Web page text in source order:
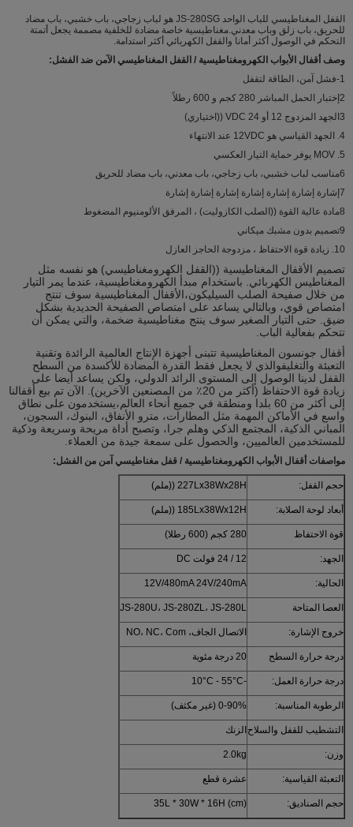
القفل المغناطيسي للباب الواحد JS-280SG هو لباب زجاجي، باب خشبي، باب مضاد
للحريق، باب زلق وباب معدني.مغناطيسية خاصة مضادة للخلفية مصممة يجعل أتمتة
التحكم في الوصول أكثر أمانا والقفل الكهربائي أكثر استدامة.
وصف أقفال الأبواب الكهرومغناطيسية / القفل المغناطيسي الآمن ضد الفشل:
1-فشل آمن، الطاقة لتقفل
2إختبار الحمل المباشر 280 كجم و 600 رطلاً
3الجهد المزدوج 12 أو 24 VDC ((اختياري)
4. الجهد القياسي هو 12VDC عند الانتهاء
5. MOV يوفر حماية التيار العكسي
6مناسب لباب خشبي، باب زجاجي، باب معدني، باب مضاد للحريق
7إشارة إشارة إشارة إشارة إشارة إشارة إشارة
8مادة عالية القوة ((الصلب الكازوليت) ، المرفق الألومنيوم المضغوط
9تصميم بدون مشبك ميكاني
10. زيادة قوة الاحتفاظ ، مزدوجة الحاجز العازل
تصميم الأقفال المغناطيسية ((القفل الكهرومغناطيسي) هو نفسه مثل
المغناطيس الكهربائي. باستخدام مبدأ الكهرومغناطيسية، عندما يمر التيار
من خلال صفيحة الصلب السيليكون،الأقفال المغناطيسية سوف تنتج
امتصاص قوي، وبالتالي يساعد على امتصاص الصفيحة الحديدية بشكل
ضيق. حتى التيار الصغير سوف ينتج مغناطيسية ضخمة، والتي يمكن أن
تتحكم بفعالية الباب.
أقفال جونسون المغناطيسية تتبنى أجهزة الإنتاج العالمية الرائدة وتقنية
التعبئة والتغليفوالذي لا يجعل فقط القدرة المضادة للأكسدة من السطح
القفل لدينا الوصول إلى المستوى الرائد الدولي، ولكن يساعد أيضا على
زيادة قوة الاحتفاظ (أكثر من 20٪ من المصنعين الآخرين). الآن تم بيع أقفالنا
إلى أكثر من 60 بلدا ومنطقة في جميع أنحاء العالم،يستخدمون على نطاق
واسع في الأماكن المهمة مثل المطارات، مترو الأنفاق، البنوك، السجون،
المباني الذكية، المجتمع الذكي وهلم جرا، وتصبح أداة مريحة وسريعة وذكية
للمستخدمين العالميين، والحصول على سمعة جيدة من العملاء.
مواصفات أقفال الأبواب الكهرومغناطيسية / قفل مغناطيسي آمن من الفشل:
حجم القفل: 227Lx38Wx28H ((ملم)
أبعاد لوحة الصلابة: 185Lx38Wx12H ((ملم)
قوة الاحتفاظ 280 كجم (600 رطلا)
الجهد: 12 / 24 فولت DC
الحالية: 12V/480mA 24V/240mA
العصا المتاحة JS-280U، JS-280ZL، JS-280L
خروج الإشارة: الاتصال الجاف، NO، NC، Com
درجة حرارة السطح 20 درجة مئوية
درجة حرارة العمل: -10°C - 55°C
الرطوبة المناسبة: 0-90% (غير مكثف)
التشطيب للقفل والسلاح الزنك
وزن: 2.0kg
التعبئة القياسية: عشرة قطع
حجم الصناديق: 35L * 30W * 16H (cm)